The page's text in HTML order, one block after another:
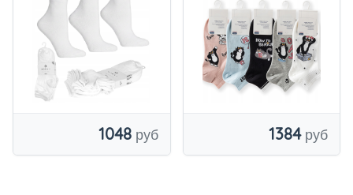
1048
хлопок, 5 пар.
1384